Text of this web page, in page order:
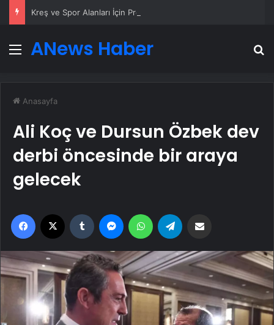
Kreş ve Spor Alanları İçin Profesyonel Zemin Çözümleri
MenüANews Haber
Anasayfa
Ali Koç ve Dursun Özbek dev
derbi öncesinde bir araya
gelecek
Facebook Tumblr MessengerWhatsApp